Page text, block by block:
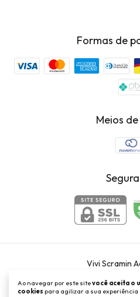
Ao navegar por este sitevocê aceita o
cookies para agilizar a sua experiência
Formas de
Meios
Vivi Scramin